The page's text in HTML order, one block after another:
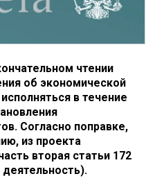
чтении
об экономической
в течение
Согласно поправке,
из проекта
вторая статьи 172